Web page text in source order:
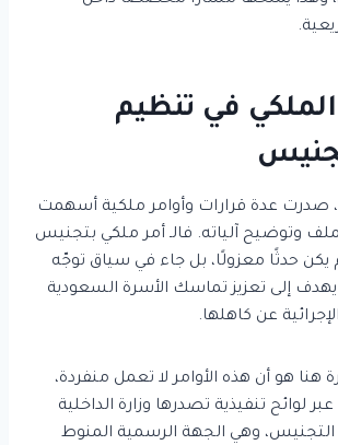
الملكي في تنظيم
صدرت عدة قرارات وأوامر ملكية أسهمت
وتوضيح آلياته. فالـ أمر ملكي بتجنيس
يكن حدثًا معزولًا، بل جاء في سياق توجّه
إلى تعزيز تماسك الأسرة السعودية
عن كاهلها.
هنا هو أن هذه الأوامر لا تعمل منفردة،
لوائح تنفيذية تصدرها وزارة الداخلية
وهي الجهة الرسمية المنوط